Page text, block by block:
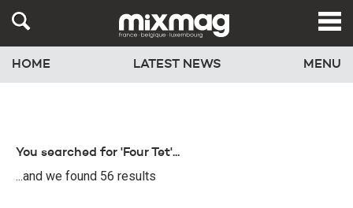
HOME LATEST NEWS MENU
You searched for 'Four Tet'...
...and we found 56 results